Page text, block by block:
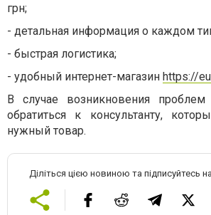
грн;
- детальная информация о каждом
- быстрая логистика;
- удобный интернет-магазин https://
В случае возникновения
обратиться к консультанту,
нужный товар.
Діліться цією новиною та підписуйтесь